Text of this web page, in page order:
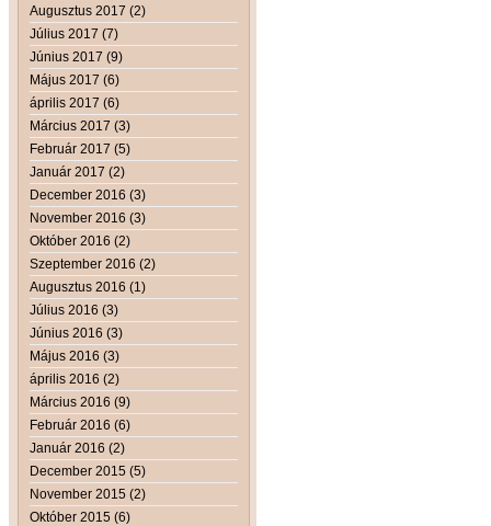
Augusztus 2017 (2)
Július 2017 (7)
Június 2017 (9)
Május 2017 (6)
április 2017 (6)
Március 2017 (3)
Február 2017 (5)
Január 2017 (2)
December 2016 (3)
November 2016 (3)
Október 2016 (2)
Szeptember 2016 (2)
Augusztus 2016 (1)
Július 2016 (3)
Június 2016 (3)
Május 2016 (3)
április 2016 (2)
Március 2016 (9)
Február 2016 (6)
Január 2016 (2)
December 2015 (5)
November 2015 (2)
Október 2015 (6)